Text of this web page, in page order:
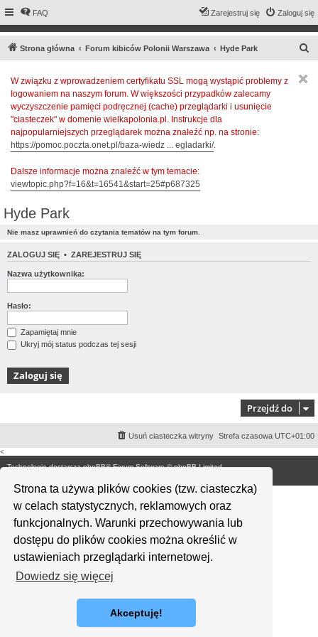
Strona ta używa plików cookies (tzw. ciasteczka)
w celach statystycznych, reklamowych oraz
funkcjonalnych. Warunki przechowywania lub
dostępu do plików cookies można określić w
ustawieniach przeglądarki internetowej.
Dowiedz się więcej
Akceptuję!
FAQ Zaloguj się
Zarejestruj się
Strona główna Forum kibiców Polonii Warszawa Hyde Park
W związku z wprowadzeniem certyfikatu SSL mogą wystąpić problemy z
logowaniem na naszym forum. W większości przypadków zalecamy
wyczyszczenie pamięci podręcznej (cache) przeglądarki i usunięcie
"ciasteczek" w domenie wielkapolonia.pl. Instrukcje dla
najpopularniejszych przeglądarek można znaleźć np. na stronie:
https://pomoc.poczta.onet.pl/baza-wiedz ... egladarki/.
Dalsze informacje można znaleźć w tym temacie:
viewtopic.php?f=16&t=16541&start=25#p687325
Hyde Park
Nie masz uprawnień do czytania tematów na tym forum.
ZALOGUJ SIĘ • ZAREJESTRUJ SIĘ
Nazwa użytkownika:
Hasło:
Zapamiętaj mnie
Ukryj mój status podczas tej sesji
Przejdź do
Strefa czasowa UTC+01:00
Usuń ciasteczka witryny
<
Technologię dostarczaphpBB® Forum Software © phpBB Limited